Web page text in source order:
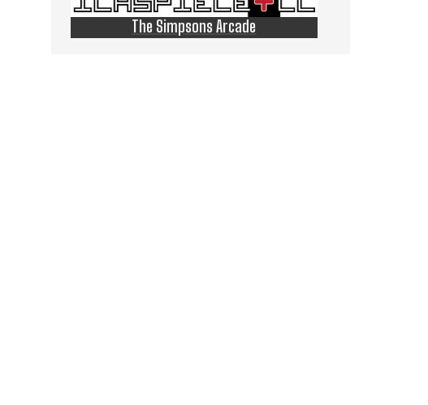
The Simpsons Arcade